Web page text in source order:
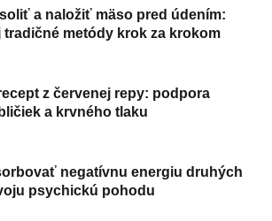
a naložiť mäso pred údením:
tradičné metódy krok za krokom
z červenej repy: podpora
a krvného tlaku
negatívnu energiu druhých
psychickú pohodu